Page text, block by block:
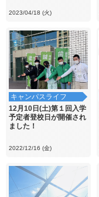
2023/04/18 (火)
キャンパスライフ
12月10日(土)第１回入学
予定者登校日が開催され
ました！
2022/12/16 (金)